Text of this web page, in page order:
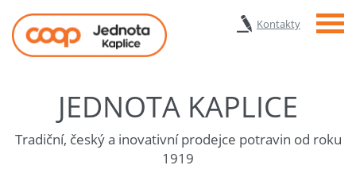
Kontakty Menu
JEDNOTA KAPLICE
Tradiční, český a inovativní prodejce potravin od roku
1919